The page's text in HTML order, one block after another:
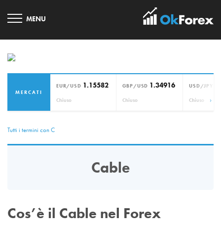
MERCATI
EUR/USD 1.15582
Chiuso
GBP/USD 1.34916
Chiuso
USD/JPY
Chiuso ›
Tutti i termini con C
Cable
Cos’è il Cable nel Forex